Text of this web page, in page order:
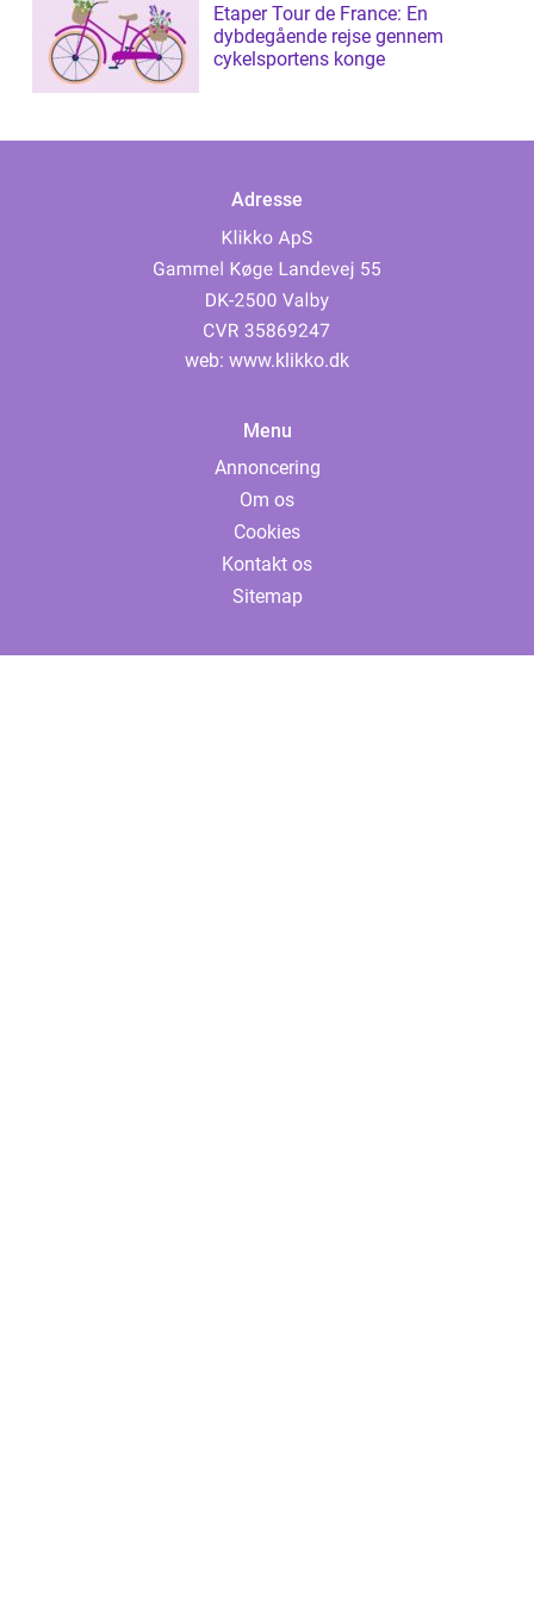
Etaper Tour de France: En
dybdegående rejse gennem
cykelsportens konge
Adresse
web: www.klikko.dk
Menu
Annoncering
Om os
Cookies
Kontakt os
Sitemap